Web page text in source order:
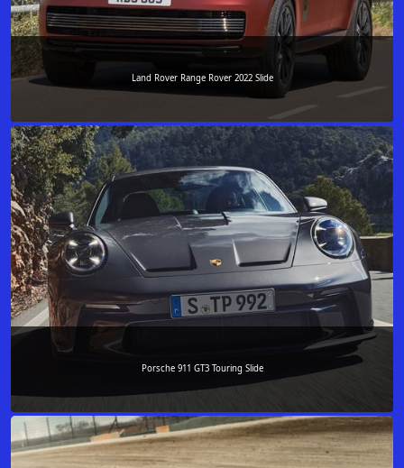
Land Rover Range Rover 2022 Slide
Porsche 911 GT3 Touring Slide